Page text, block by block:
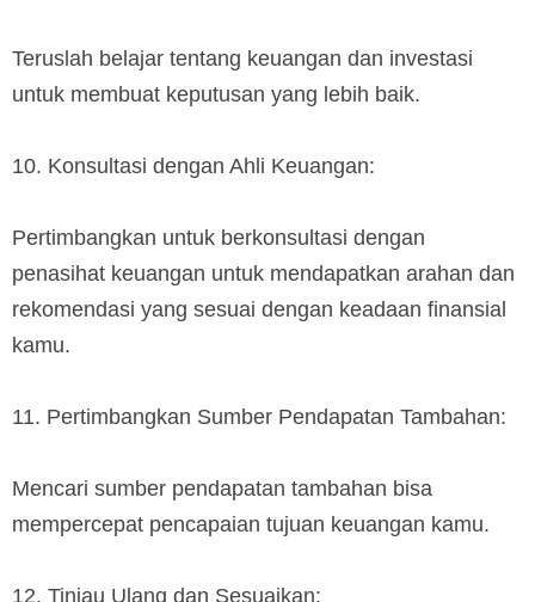
Teruslah belajar tentang keuangan dan investasi
untuk membuat keputusan yang lebih baik.
10. Konsultasi dengan Ahli Keuangan:
Pertimbangkan untuk berkonsultasi dengan
penasihat keuangan untuk mendapatkan arahan dan
rekomendasi yang sesuai dengan keadaan finansial
kamu.
11. Pertimbangkan Sumber Pendapatan Tambahan:
Mencari sumber pendapatan tambahan bisa
mempercepat pencapaian tujuan keuangan kamu.
12. Tinjau Ulang dan Sesuaikan: